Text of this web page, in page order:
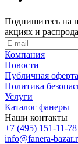
Подпишитесь на
акциях и
Компания
Новости
Публичная оферта
Политика
Услуги
Каталог фанеры
Наши контакты
+7 (495) 151-11-78
info@fanera-